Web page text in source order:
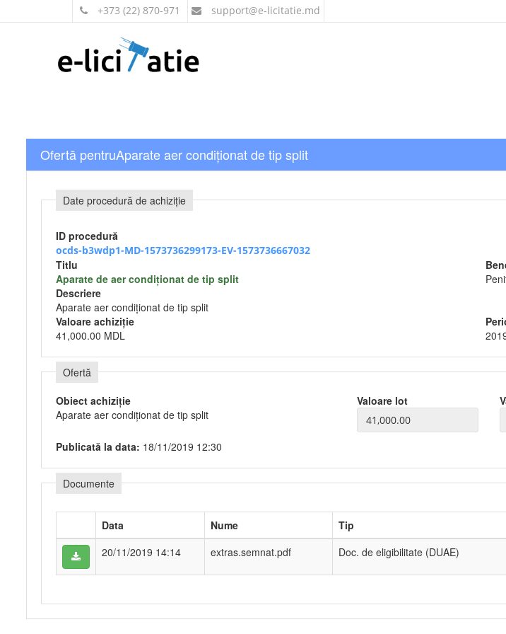
+373 (22) 870-971 support@e-licitatie.md
Ofertă pentruAparate aer condiționat de tip split
Date procedură de achiziție
ID procedură
ocds-b3wdp1-MD-1573736299173-EV-1573736667032
Titlu
Aparate de aer condiționat de tip split
Descriere
Aparate aer condiționat de tip split
Valoare achiziție
41,000.00 MDL
Ofertă
Obiect achiziție
Valoare lot
Aparate aer condiționat de tip split
Publicată la data: 18/11/2019 12:30
Documente
Data Nume Tip
20/11/2019 14:14
extras.semnat.pdf Doc. de eligibilitate (DUAE)